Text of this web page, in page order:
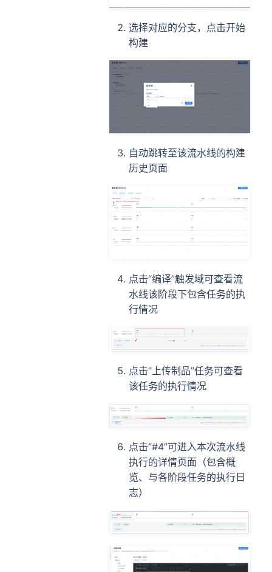
选择对应的分支，点击开始
构建
自动跳转至该流水线的构建
历史页面
点击“编译”触发域可查看流
水线该阶段下包含任务的执
行情况
点击“上传制品”任务可查看
该任务的执行情况
点击“#4”可进入本次流水线
执行的详情页面（包含概
览、与各阶段任务的执行日
志）